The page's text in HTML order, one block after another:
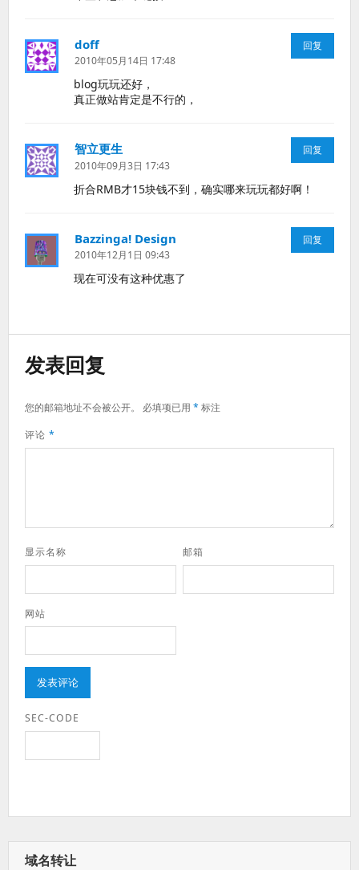
doff说
道：
2010年05月14日 17:48
blog玩玩还好，
真正做站肯定是不行的，
回复
智立更生
道：
2010年09月3日 17:43
折合RMB才15块钱不到，确实哪来玩玩都好啊！
回复
Bazzinga! Design
2010年12月1日 09:43
现在可没有这种优惠了
回复
发表回复
您的邮箱地址不会被公开。 必填项已用 *标注
评论 *
显示名称 邮箱
网站
SEC-CODE
域名转让